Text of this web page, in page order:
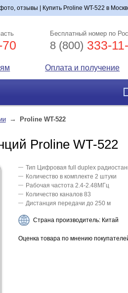
отзывы | Купить Proline WT-522 в
Бесплатный номер по
8 (800) 333-
Оплата и получение
→ Proline WT-522
Proline WT-522
Тип Цифровая full duplex
Количество в комплекте 2 штуки
Рабочая частота 2.4-2.48МГц
Количество каналов 83
Дистанция передачи до 250 м
Страна производитель: Китай
Оценка товара по мнению